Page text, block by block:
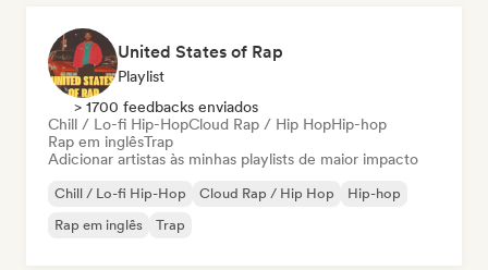
United States of Rap
Playlist
> 1700 feedbacks enviados
Chill / Lo-fi Hip-HopCloud Rap / Hip HopHip-hop
Rap em inglêsTrap
Adicionar artistas às minhas playlists de maior impacto
Chill / Lo-fi Hip-Hop Cloud Rap / Hip Hop
Hip-hop
Rap em inglês
Trap